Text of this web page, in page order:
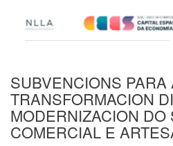
SUBVENCIONS PARA
TRANSFORMACION
MODERNIZACION DO
COMERCIAL E